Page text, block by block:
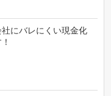
社にバレにくい現金化